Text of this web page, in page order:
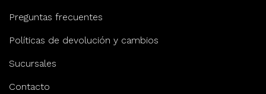
Preguntas frecuentes
Políticas de devolución y cambios
Sucursales
Contacto